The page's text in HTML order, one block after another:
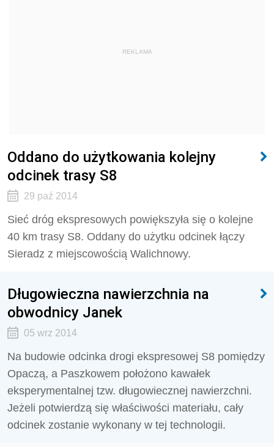
REKLAMA
Oddano do użytkowania kolejny
odcinek trasy S8
29 paź 2014
Sieć dróg ekspresowych powiększyła się o kolejne
40 km trasy S8. Oddany do użytku odcinek łączy
Sieradz z miejscowością Walichnowy.
Długowieczna nawierzchnia na
obwodnicy Janek
05 wrz 2014
Na budowie odcinka drogi ekspresowej S8 pomiędzy
Opaczą, a Paszkowem położono kawałek
eksperymentalnej tzw. długowiecznej nawierzchni.
Jeżeli potwierdzą się właściwości materiału, cały
odcinek zostanie wykonany w tej technologii.